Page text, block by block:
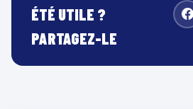
ÉTÉ UTILE ?
PARTAGEZ-LE